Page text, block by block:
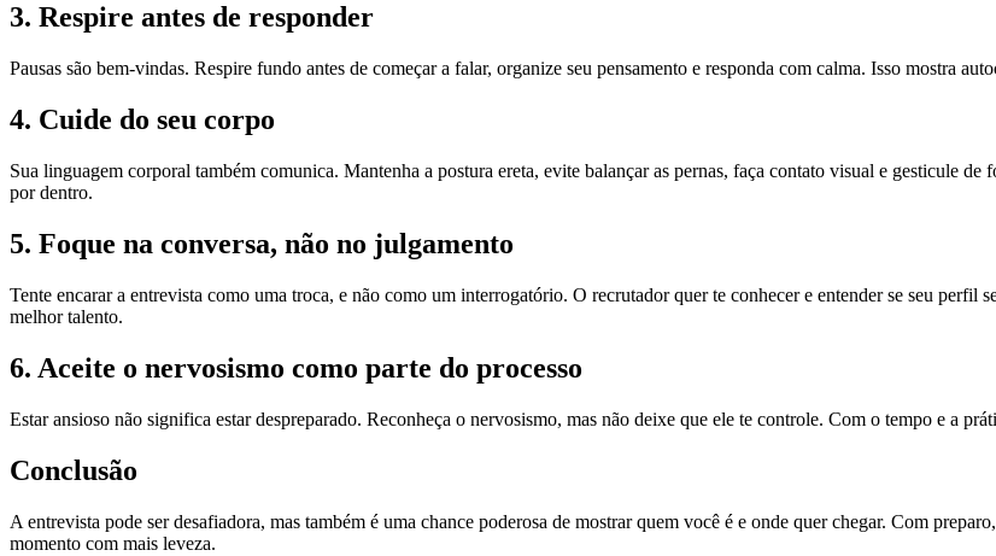
3. Respire antes de responder
Pausas são bem-vindas. Respire fundo antes de começar a falar, organize seu pensamento e responda com calma. Isso mostra
4. Cuide do seu corpo
Sua linguagem corporal também comunica. Mantenha a postura ereta, evite balançar as pernas, faça contato visual e gesticule
por dentro.
5. Foque na conversa, não no julgamento
Tente encarar a entrevista como uma troca, e não como um interrogatório. O recrutador quer te conhecer e entender se seu perfil
melhor talento.
6. Aceite o nervosismo como parte do processo
Estar ansioso não significa estar despreparado. Reconheça o nervosismo, mas não deixe que ele te controle. Com o tempo e a
Conclusão
A entrevista pode ser desafiadora, mas também é uma chance poderosa de mostrar quem você é e onde quer chegar. Com
momento com mais leveza.